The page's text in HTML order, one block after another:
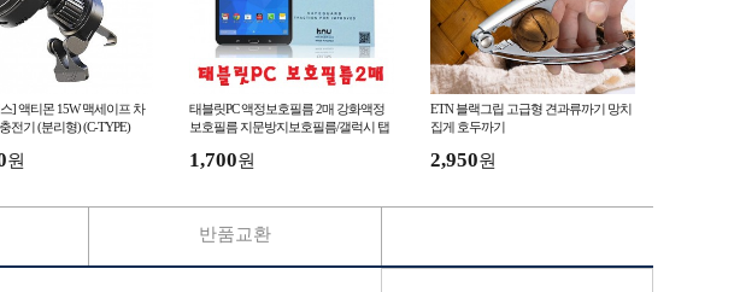
] 액티몬 15W 맥세이프 차
전기 (분리형) (C-TYPE)
원
태블릿PC 액정보호필름 2매 강화액정
보호필름 지문방지보호필름/갤럭시 탭
1,700원
ETN 블랙그립 고급형 견과류까기 망치
집게 호두까기
2,950원
반품교환